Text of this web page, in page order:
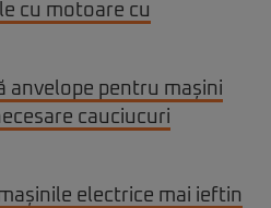
cu motoare cu
anvelope pentru mașini
cauciucuri
electrice mai ieftin